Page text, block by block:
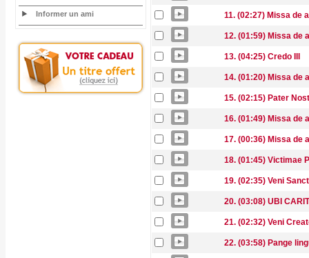
Informer un ami 11. (02:27) Missa de
12. (01:59) Missa de
13. (04:25) Credo III
14. (01:20) Missa de
15. (02:15) Pater
16. (01:49) Missa de
17. (00:36) Missa de
18. (01:45) Victimae
19. (02:35) Veni
20. (03:08) UBI
21. (02:32) Veni
22. (03:58) Pange